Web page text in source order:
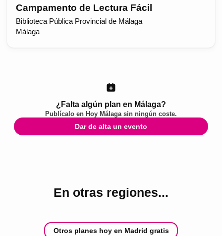
Campamento de Lectura Fácil
Biblioteca Pública Provincial de Málaga
Málaga
¿Falta algún plan en Málaga?
Publícalo en Hoy Málagasin ningún coste.
Dar de alta un evento
En otras regiones...
Otros planes hoy en Madrid gratis